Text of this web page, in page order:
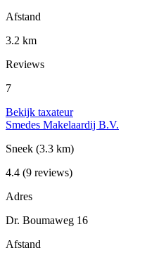
Afstand
3.2 km
Reviews
7
Bekijk taxateur
Smedes Makelaardij B.V.
Sneek (3.3 km)
4.4 (9 reviews)
Adres
Dr. Boumaweg 16
Afstand